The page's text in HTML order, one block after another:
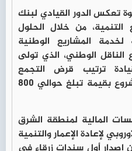
تعكس الدور القيادي لبنك
من خلال الحلول
لخدمة المشاريع الوطنية
الناقل الوطني، الذي تولى
في عام 2025 قيادة ترتيب قرض التجمع
البنكيالمحلي المخصص للمشروع بقيمة تبلغ حوالي 800
المالية لمنطقة الشرق
لإعادة الإعمار والتنمية